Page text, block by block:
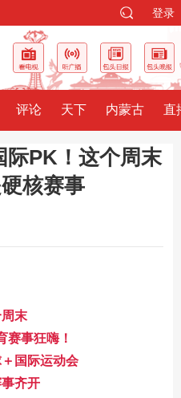
登录
评论 天下 内蒙古 直
际PK！这个周末
核赛事
末
赛事狂嗨！
国际运动会
齐开